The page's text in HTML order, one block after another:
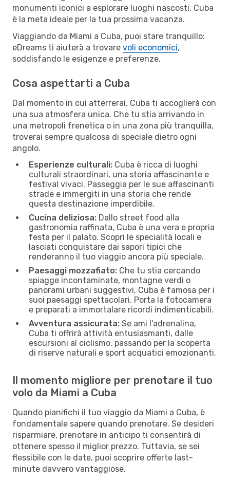
monumenti iconici a esplorare luoghi nascosti, Cuba
è la meta ideale per la tua prossima vacanza.
Viaggiando da Miami a Cuba, puoi stare tranquillo:
eDreams ti aiuterà a trovare voli economici,
soddisfando le esigenze e preferenze.
Cosa aspettarti a Cuba
Dal momento in cui atterrerai, Cuba ti accoglierà con
una sua atmosfera unica. Che tu stia arrivando in
una metropoli frenetica o in una zona più tranquilla,
troverai sempre qualcosa di speciale dietro ogni
angolo.
Esperienze culturali: Cuba è ricca di luoghi
culturali straordinari, una storia affascinante e
festival vivaci. Passeggia per le sue affascinanti
strade e immergiti in una storia che rende
questa destinazione imperdibile.
Cucina deliziosa: Dallo street food alla
gastronomia raffinata, Cuba è una vera e propria
festa per il palato. Scopri le specialità locali e
lasciati conquistare dai sapori tipici che
renderanno il tuo viaggio ancora più speciale.
Paesaggi mozzafiato: Che tu stia cercando
spiagge incontaminate, montagne verdi o
panorami urbani suggestivi, Cuba è famosa per i
suoi paesaggi spettacolari. Porta la fotocamera
e preparati a immortalare ricordi indimenticabili.
Avventura assicurata: Se ami l'adrenalina,
Cuba ti offrirà attività entusiasmanti, dalle
escursioni al ciclismo, passando per la scoperta
di riserve naturali e sport acquatici emozionanti.
Il momento migliore per prenotare il tuo
volo da Miami a Cuba
Quando pianifichi il tuo viaggio da Miami a Cuba, è
fondamentale sapere quando prenotare. Se desideri
risparmiare, prenotare in anticipo ti consentirà di
ottenere spesso il miglior prezzo. Tuttavia, se sei
flessibile con le date, puoi scoprire offerte last-
minute davvero vantaggiose.